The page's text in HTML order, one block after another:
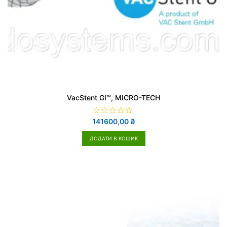
VacStent GI™, MICRO-TECH
О
ц
і
н
141600,00 ₴
ДОДАТИ В КОШИК